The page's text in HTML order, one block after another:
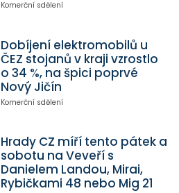
Komerční sdělení
Dobíjení elektromobilů u
ČEZ stojanů v kraji vzrostlo
o 34 %, na špici poprvé
Nový Jičín
Komerční sdělení
Hrady CZ míří tento pátek a
sobotu na Veveří s
Danielem Landou, Mirai,
Rybičkami 48 nebo Mig 21